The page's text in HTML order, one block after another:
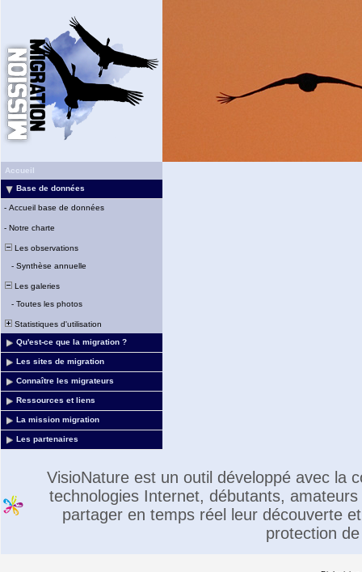
Accueil
Base de données
- Accueil base de données
- Notre charte
Les observations
- Synthèse annuelle
Les galeries
- Toutes les photos
Statistiques d'utilisation
Qu'est-ce que la migration ?
Les sites de migration
Connaître les migrateurs
Ressources et liens
La mission migration
Les partenaires
VisioNature est un outil développé avec la
technologies Internet, débutants,
partager en temps réel leur découverte
protection